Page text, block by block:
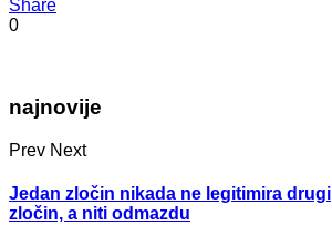
Share
0
najnovije
Prev Next
Jedan zločin nikada ne legitimira drugi
zločin, a niti odmazdu